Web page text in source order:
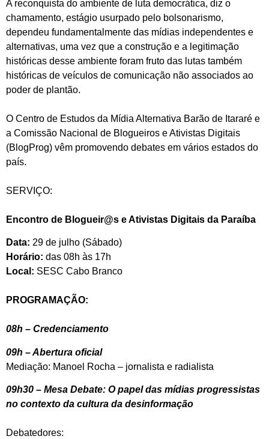
A reconquista do ambiente de luta democrática, diz o
chamamento, estágio usurpado pelo bolsonarismo,
dependeu fundamentalmente das mídias independentes e
alternativas, uma vez que a construção e a legitimação
históricas desse ambiente foram fruto das lutas também
históricas de veículos de comunicação não associados ao
poder de plantão.
O Centro de Estudos da Mídia Alternativa Barão de Itararé e
a Comissão Nacional de Blogueiros e Ativistas Digitais
(BlogProg) vêm promovendo debates em vários estados do
país.
SERVIÇO:
Encontro de Blogueir@s e Ativistas Digitais da Paraíba
Data: 29 de julho (Sábado)
Horário: das 08h às 17h
Local: SESC Cabo Branco
PROGRAMAÇÃO:
08h – Credenciamento
09h – Abertura oficial
Mediação: Manoel Rocha – jornalista e radialista
09h30 – Mesa Debate: O papel das mídias progressistas
no contexto da cultura da desinformação
Debatedores: